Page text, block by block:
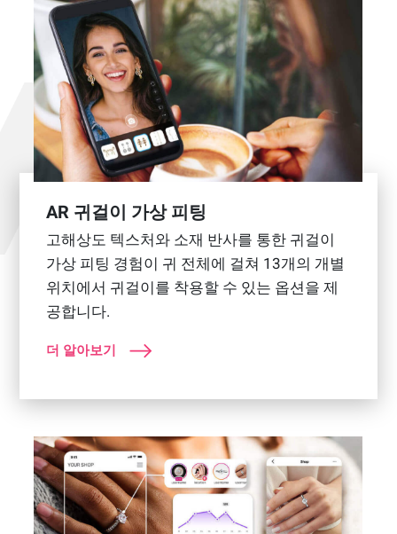
AR 귀걸이 가상 피팅
고해상도 텍스처와 소재 반사를 통한 귀걸이
가상 피팅 경험이 귀 전체에 걸쳐 13개의 개별
위치에서 귀걸이를 착용할 수 있는 옵션을 제
공합니다.
더 알아보기